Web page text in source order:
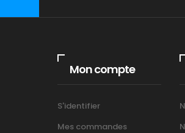
Mon compte
S'identifier
Mes commandes